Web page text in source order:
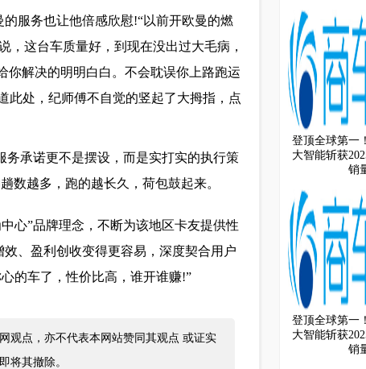
服务也让他倍感欣慰!“以前开欧曼的燃
，这台车质量好，到现在没出过大毛病，
你解决的明明白白。不会耽误你上路跑运
此处，纪师傅不自觉的竖起了大拇指，点
务承诺更不是摆设，而是实打实的执行策
数越多，跑的越长久，荷包鼓起来。
”品牌理念，不断为该地区卡友提供性
、盈利创收变得更容易，深度契合用户
的车了，性价比高，谁开谁赚!”
观点，亦不代表本网站赞同其观点 或证实
将其撤除。
登顶全球第一
大智能斩获
销
登顶全球第一
大智能斩获
销